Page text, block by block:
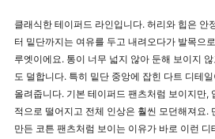
클래식한 테이퍼드 라인입니다. 허리와 힙은 안
터 밑단까지는 여유를 두고 내려오다가 발목으
루엣이에요. 통이 너무 넓지 않아 둔해 보이지
도 덜합니다. 특히 밑단 중앙에 잡힌 다트 디테
올려줍니다. 기본 테이퍼드 팬츠처럼 보이지만,
적으로 떨어지고 전체 인상은 훨씬 모던해져요.
만든 코튼 팬츠처럼 보이는 이유가 바로 이런